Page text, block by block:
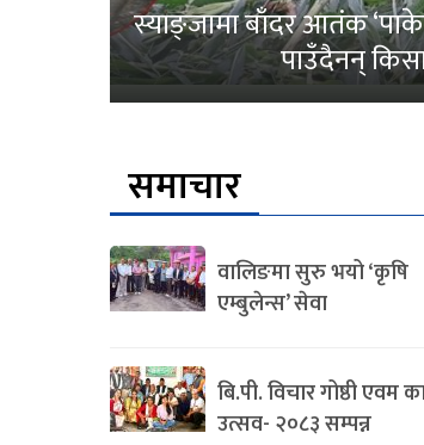
स्याङ्जामा बाँदर आतंक
पाउँदैनन्
समाचार
वालिङमा सुरु भयो ‘कृषि
एम्बुलेन्स’ सेवा
बि.पी. विचार गोष्ठी एवम
उत्सव- २०८३ सम्पन्न